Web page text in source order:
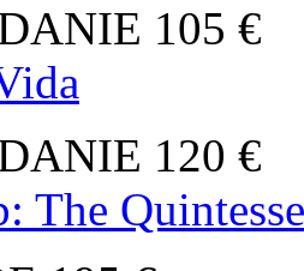
105 €
120 €
The